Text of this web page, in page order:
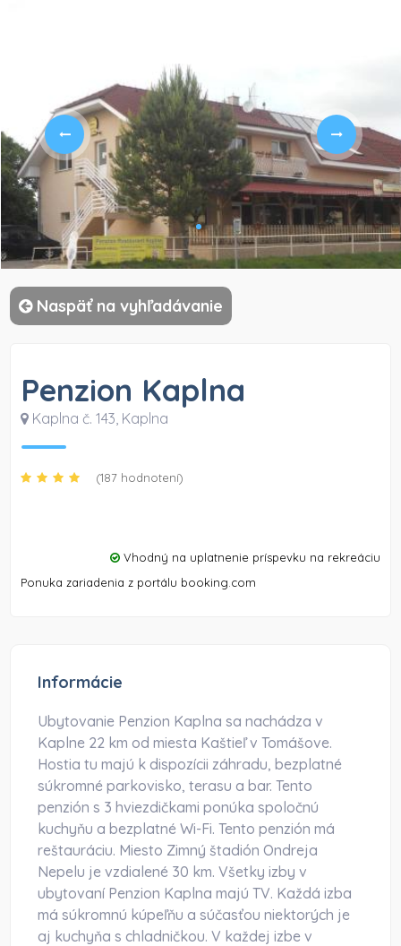
Naspäť na vyhľadávanie
Penzion Kaplna
Kaplna č. 143, Kaplna
(187 hodnotení)
Vhodný na uplatnenie príspevku na rekreáciu
Ponuka zariadenia z portálu booking.com
Informácie
Ubytovanie Penzion Kaplna sa nachádza v
Kaplne 22 km od miesta Kaštieľ v Tomášove.
Hostia tu majú k dispozícii záhradu, bezplatné
súkromné parkovisko, terasu a bar. Tento
penzión s 3 hviezdičkami ponúka spoločnú
kuchyňu a bezplatné Wi-Fi. Tento penzión má
reštauráciu. Miesto Zimný štadión Ondreja
Nepelu je vzdialené 30 km. Všetky izby v
ubytovaní Penzion Kaplna majú TV. Každá izba
má súkromnú kúpeľňu a súčasťou niektorých je
aj kuchyňa s chladničkou. V každej izbe v